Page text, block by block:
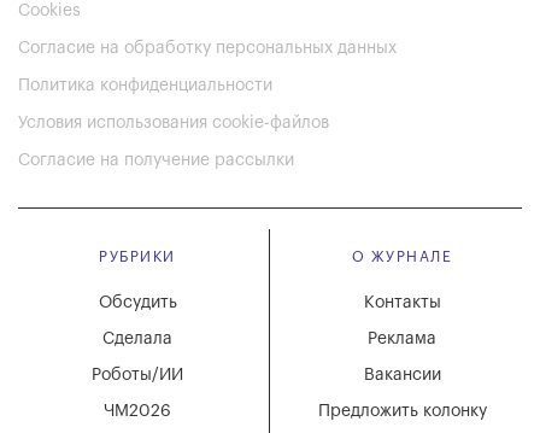
Cookies
Согласие на обработку персональных данных
Политика конфиденциальности
Условия использования cookie-файлов
Согласие на получение рассылки
РУБРИКИ
Обсудить
Сделала
Роботы/ИИ
ЧМ2026
О ЖУРНАЛЕ
Вакансии
Реклама
Контакты
Предложить колонку